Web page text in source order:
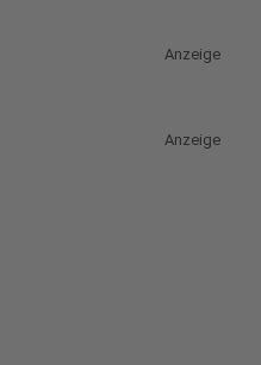
Anzeige
Anzeige